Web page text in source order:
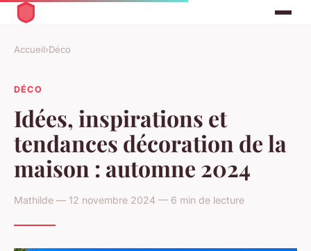
Accueil›Déco
DÉCO
Idées, inspirations et
tendances décoration de la
maison : automne 2024
Mathilde — 12 novembre 2024 — 6 min de lecture